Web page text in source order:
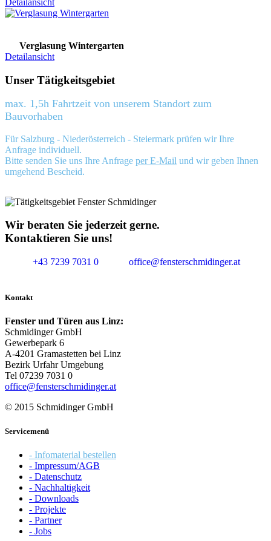
Verglasung Wintergarten
Detailansicht
Unser Tätigkeitsgebiet
max. 1,5h Fahrtzeit von unserem Standort zum
Bauvorhaben
Für Salzburg - Niederösterreich - Steiermark prüfen wir Ihre
Anfrage individuell.
Bitte senden Sie uns Ihre Anfrage per E-Mail und wir geben Ihnen
umgehend Bescheid.
Wir beraten Sie jederzeit gerne.
Kontaktieren Sie uns!
+43 7239 7031 0 office@fensterschmidinger.at
Kontakt
Fenster und Türen aus Linz:
Schmidinger GmbH
Gewerbepark 6
A-4201 Gramastetten bei Linz
Bezirk Urfahr Umgebung
Tel 07239 7031 0
office@fensterschmidinger.at
© 2015 Schmidinger GmbH
Servicemenü
- Infomaterial bestellen
- Impressum/AGB
- Datenschutz
- Nachhaltigkeit
- Downloads
- Projekte
- Partner
- Jobs